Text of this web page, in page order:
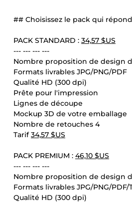
## Choisissez le pack qui
PACK STANDARD : 34,57 $US
--- --- --- ---
Nombre proposition de design
Formats livrables JPG/PNG/PDF
Qualité HD (300 dpi)
Prête pour l'impression
Lignes de découpe
Mockup 3D de votre emballage
Nombre de retouches 4
Tarif34,57 $US
PACK PREMIUM : 46,10 $US
--- --- --- ---
Nombre proposition de design
Formats livrables JPG/PNG/PDF/
Qualité HD (300 dpi)